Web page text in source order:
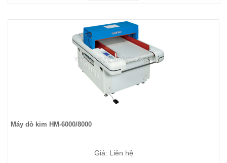
Máy dò kim HM-6000/8000
Giá: Liên hệ